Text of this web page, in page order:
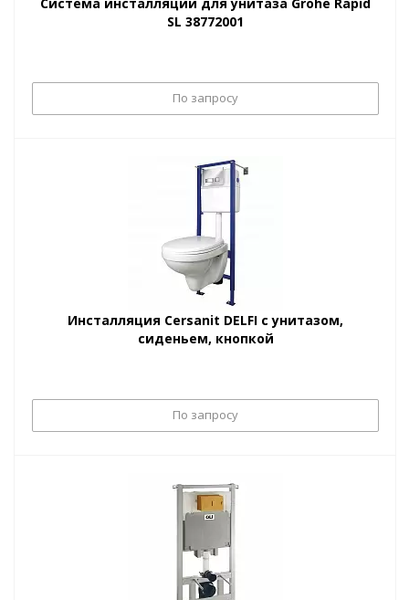
SL 38772001
По запросу
Инсталляция Cersanit DELFI с унитазом,
сиденьем, кнопкой
По запросу